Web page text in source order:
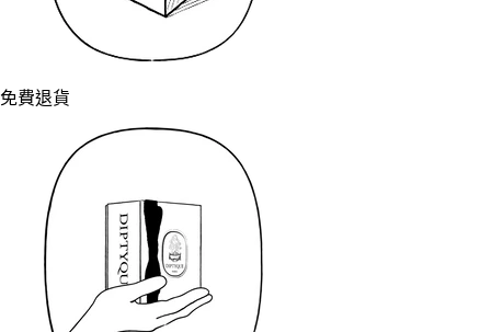
免費退貨